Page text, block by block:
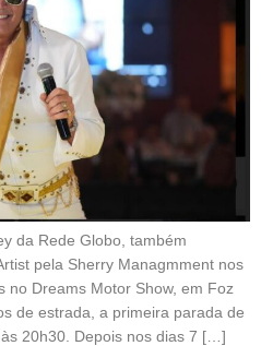
da Rede Globo, também
pela Sherry Managmment nos
no Dreams Motor Show, em Foz
de estrada, a primeira parada de
20h30. Depois nos dias 7 […]